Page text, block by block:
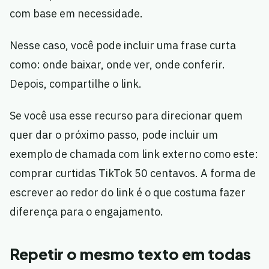
com base em necessidade.
Nesse caso, você pode incluir uma frase curta
como: onde baixar, onde ver, onde conferir.
Depois, compartilhe o link.
Se você usa esse recurso para direcionar quem
quer dar o próximo passo, pode incluir um
exemplo de chamada com link externo como este:
comprar curtidas TikTok 50 centavos. A forma de
escrever ao redor do link é o que costuma fazer
diferença para o engajamento.
Repetir o mesmo texto em todas